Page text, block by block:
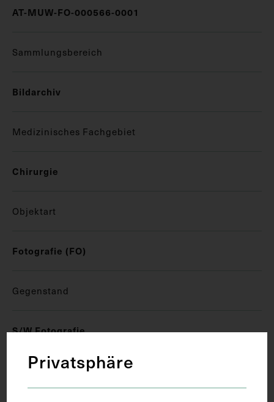
AT-MUW-FO-000566-0001
Sammlungsbereich
Bildarchiv
Medizinisches Fachgebiet
Chirurgie
Objektart
Fotografie (FO)
Gegenstand
S/W Fotografie
Datierung
Privatsphäre